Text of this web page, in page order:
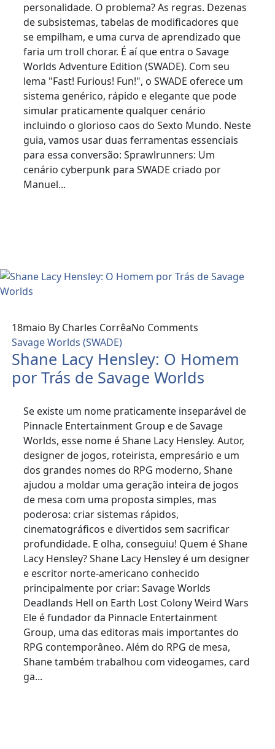
personalidade. O problema? As regras. Dezenas
de subsistemas, tabelas de modificadores que
se empilham, e uma curva de aprendizado que
faria um troll chorar. É aí que entra o Savage
Worlds Adventure Edition (SWADE). Com seu
lema "Fast! Furious! Fun!", o SWADE oferece um
sistema genérico, rápido e elegante que pode
simular praticamente qualquer cenário
incluindo o glorioso caos do Sexto Mundo. Neste
guia, vamos usar duas ferramentas essenciais
para essa conversão: Sprawlrunners: Um
cenário cyberpunk para SWADE criado por
Manuel...
18maio By Charles CorrêaNo Comments
Savage Worlds (SWADE)
Shane Lacy Hensley: O Homem
por Trás de Savage Worlds
Se existe um nome praticamente inseparável de
Pinnacle Entertainment Group e de Savage
Worlds, esse nome é Shane Lacy Hensley. Autor,
designer de jogos, roteirista, empresário e um
dos grandes nomes do RPG moderno, Shane
ajudou a moldar uma geração inteira de jogos
de mesa com uma proposta simples, mas
poderosa: criar sistemas rápidos,
cinematográficos e divertidos sem sacrificar
profundidade. E olha, conseguiu! Quem é Shane
Lacy Hensley? Shane Lacy Hensley é um designer
e escritor norte-americano conhecido
principalmente por criar: Savage Worlds
Deadlands Hell on Earth Lost Colony Weird Wars
Ele é fundador da Pinnacle Entertainment
Group, uma das editoras mais importantes do
RPG contemporâneo. Além do RPG de mesa,
Shane também trabalhou com videogames, card
ga...